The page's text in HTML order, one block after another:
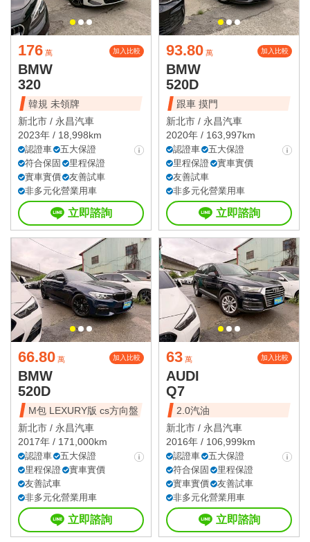
176 萬 加入比較
BMW
320
韓規 未領牌
新北市 / 永昌汽車
2023年 / 18,998km
認證車
五大保證
符合保固
里程保證
實車實價
友善試車
非多元化營業用車
立即諮詢
93.80 萬 加入比較
BMW
520D
跟車 摸門
新北市 / 永昌汽車
2020年 / 163,997km
認證車
五大保證
里程保證
實車實價
友善試車
非多元化營業用車
立即諮詢
66.80 萬 加入比較
BMW
520D
M包 LEXURY版 cs方向盤
新北市 / 永昌汽車
2017年 / 171,000km
認證車
五大保證
里程保證
實車實價
友善試車
非多元化營業用車
立即諮詢
63 萬 加入比較
AUDI
Q7
2.0汽油
新北市 / 永昌汽車
2016年 / 106,999km
認證車
五大保證
符合保固
里程保證
實車實價
友善試車
非多元化營業用車
立即諮詢